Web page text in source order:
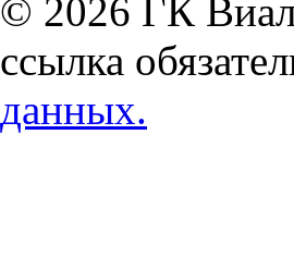
© 2026 ГК
ссылка
данных.